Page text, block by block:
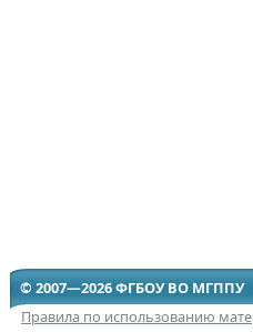
© 2007—2026 ФГБОУ ВО МГППУ
Правила по использованию